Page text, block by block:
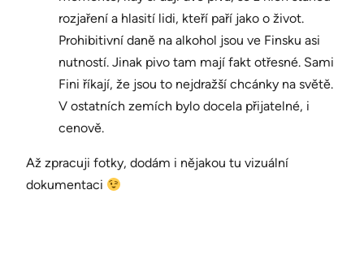
rozjaření a hlasití lidi, kteří paří jako o život.
Prohibitivní daně na alkohol jsou ve Finsku asi
nutností. Jinak pivo tam mají fakt otřesné. Sami
Fini říkají, že jsou to nejdražší chcánky na světě.
V ostatních zemích bylo docela přijatelné, i
cenově.
Až zpracuji fotky, dodám i nějakou tu vizuální
dokumentaci